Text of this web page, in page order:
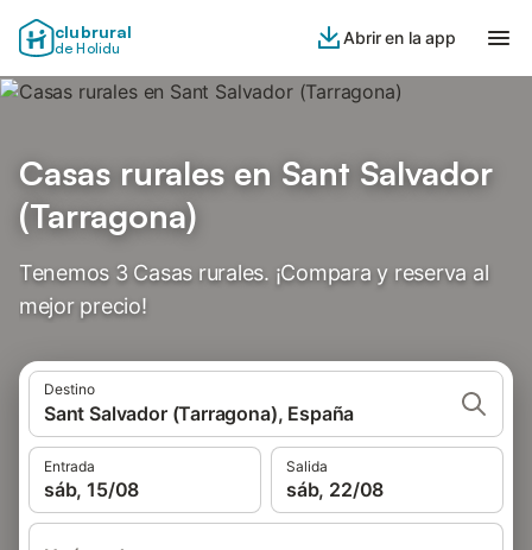
clubrural
de Holidu
Abrir en la app
Casas rurales en Sant Salvador
(Tarragona)
Tenemos 3 Casas rurales. ¡Compara y reserva al
mejor precio!
Destino
Sant Salvador (Tarragona), España
Entrada
sáb, 15/08
Salida
sáb, 22/08